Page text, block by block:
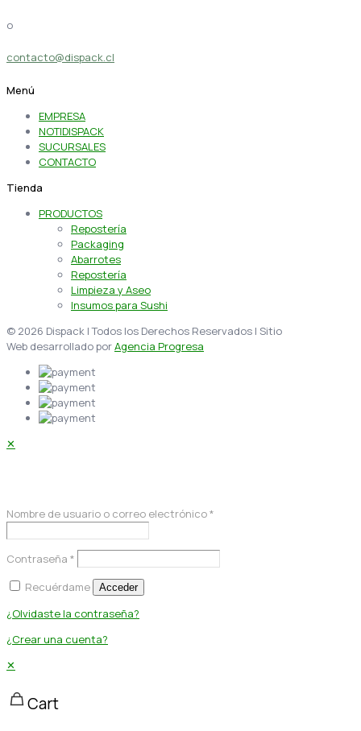
o
contacto@dispack.cl
Menú
EMPRESA
NOTIDISPACK
SUCURSALES
CONTACTO
Tienda
PRODUCTOS
Repostería
Packaging
Abarrotes
Repostería
Limpieza y Aseo
Insumos para Sushi
© 2026 Dispack | Todos los Derechos Reservados | Sitio
Web desarrollado porAgencia Progresa
✕
Nombre de usuario o correo electrónico*
Contraseña *
Recuérdame
Acceder
¿Olvidaste la contraseña?
¿Crear una cuenta?
✕
Cart